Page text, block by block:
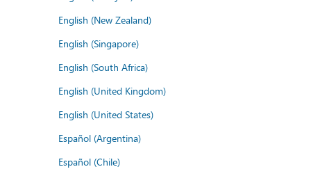
English (New Zealand)
English (Singapore)
English (South Africa)
English (United Kingdom)
English (United States)
Español (Argentina)
Español (Chile)